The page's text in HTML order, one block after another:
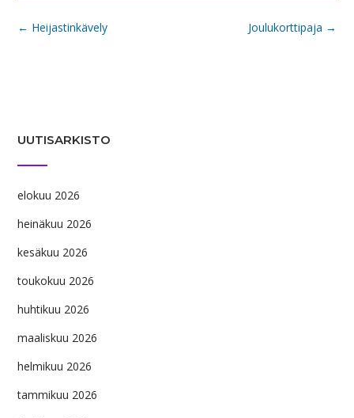
Post
Joulukorttipaja →
← Heijastinkävely
UUTISARKISTO
elokuu 2026
heinäkuu 2026
kesäkuu 2026
toukokuu 2026
huhtikuu 2026
maaliskuu 2026
helmikuu 2026
tammikuu 2026